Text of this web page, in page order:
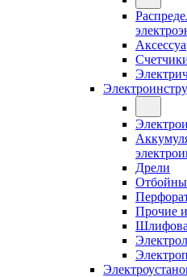
Дрели
Прочие